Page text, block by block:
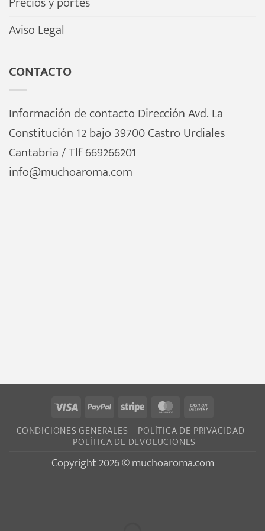
Aviso Legal
CONTACTO
Información de contacto Dirección Avd. La
Constitución 12 bajo 39700 Castro Urdiales
Cantabria / Tlf 669266201
info@muchoaroma.com
Visa PayPalStripe MasterCard
On
CONDICIONES GENERALES POLÍTICA DE PRIVACIDAD
POLÍTICA DE DEVOLUCIONES
Copyright 2026 © muchoaroma.com